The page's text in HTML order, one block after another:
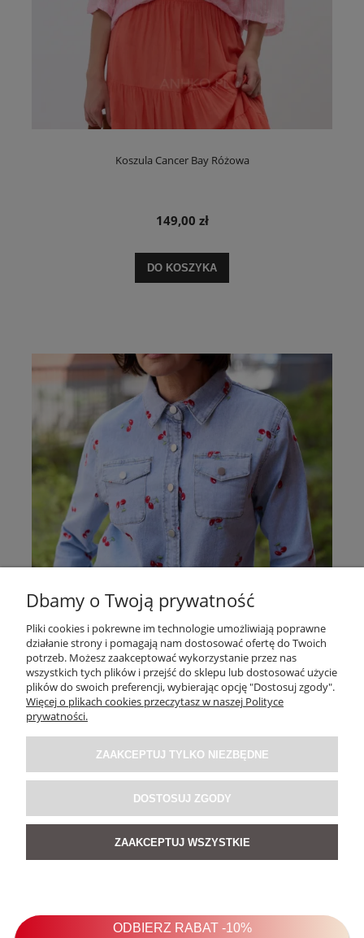
Koszula Cancer Bay Różowa
149,00 zł
DO KOSZYKA
Koszula Jeansowa Cherry Mood
5.0
POWIADOM O DOSTĘPNOŚCI
Dbamy o Twoją prywatność
Pliki cookies i pokrewne im technologie umożliwiają poprawne
działanie strony i pomagają nam dostosować ofertę do Twoich
potrzeb. Możesz zaakceptować wykorzystanie przez nas
wszystkich tych plików i przejść do sklepu lub dostosować użycie
plików do swoich preferencji, wybierając opcję "Dostosuj zgody".
Więcej o plikach cookies przeczytasz w naszej Polityce
prywatności.
ZAAKCEPTUJ TYLKO NIEZBĘDNE
DOSTOSUJ ZGODY
ZAAKCEPTUJ WSZYSTKIE